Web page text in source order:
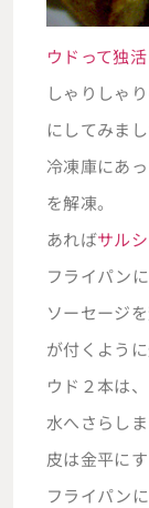
ウドって独
しゃりしゃ
にしてみまし
冷凍庫にあ
を解凍。
あればサル
フライパン
ソーセージ
が付くよう
ウド２本は
水へさらしま
皮は金平に
フライパン